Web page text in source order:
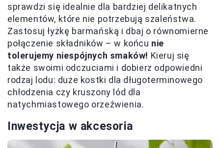
sprawdzi się idealnie dla bardziej delikatnych
elementów, które nie potrzebują szaleństwa.
Zastosuj łyżkę barmańską i dbaj o równomierne
połączenie składników – w końcu nie
tolerujemy niespójnych smaków! Kieruj się
także swoimi odczuciami i dobierz odpowiedni
rodzaj lodu: duże kostki dla długoterminowego
chłodzenia czy kruszony lód dla
natychmiastowego orzeźwienia.
Inwestycja w akcesoria